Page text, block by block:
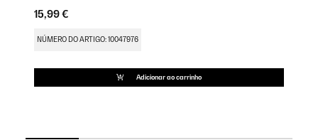
15,99 €
NÚMERO DO ARTIGO: 10047976
Adicionar ao carrinho